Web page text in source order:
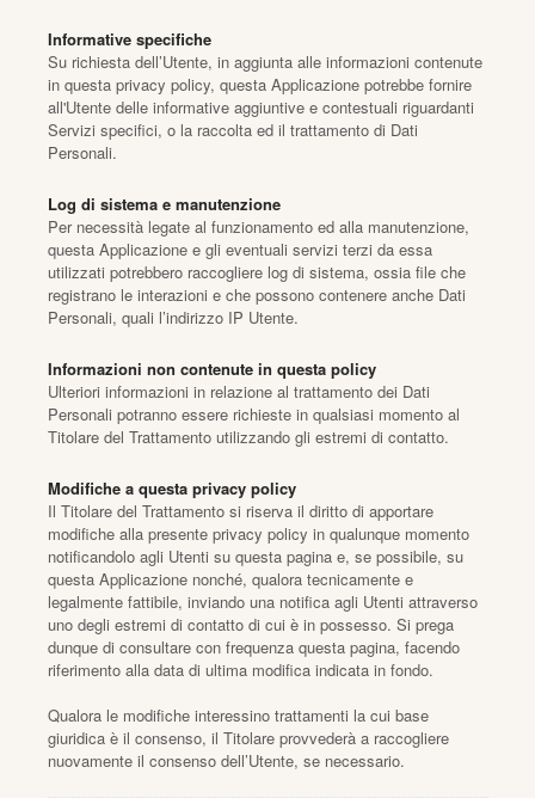
Informative specifiche
Su richiesta dell’Utente, in aggiunta alle informazioni contenute
in questa privacy policy, questa Applicazione potrebbe fornire
all'Utente delle informative aggiuntive e contestuali riguardanti
Servizi specifici, o la raccolta ed il trattamento di Dati
Personali.
Log di sistema e manutenzione
Per necessità legate al funzionamento ed alla manutenzione,
questa Applicazione e gli eventuali servizi terzi da essa
utilizzati potrebbero raccogliere log di sistema, ossia file che
registrano le interazioni e che possono contenere anche Dati
Personali, quali l’indirizzo IP Utente.
Informazioni non contenute in questa policy
Ulteriori informazioni in relazione al trattamento dei Dati
Personali potranno essere richieste in qualsiasi momento al
Titolare del Trattamento utilizzando gli estremi di contatto.
Modifiche a questa privacy policy
Il Titolare del Trattamento si riserva il diritto di apportare
modifiche alla presente privacy policy in qualunque momento
notificandolo agli Utenti su questa pagina e, se possibile, su
questa Applicazione nonché, qualora tecnicamente e
legalmente fattibile, inviando una notifica agli Utenti attraverso
uno degli estremi di contatto di cui è in possesso. Si prega
dunque di consultare con frequenza questa pagina, facendo
riferimento alla data di ultima modifica indicata in fondo.
Qualora le modifiche interessino trattamenti la cui base
giuridica è il consenso, il Titolare provvederà a raccogliere
nuovamente il consenso dell’Utente, se necessario.